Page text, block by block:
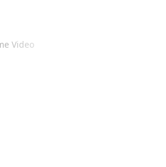
Video